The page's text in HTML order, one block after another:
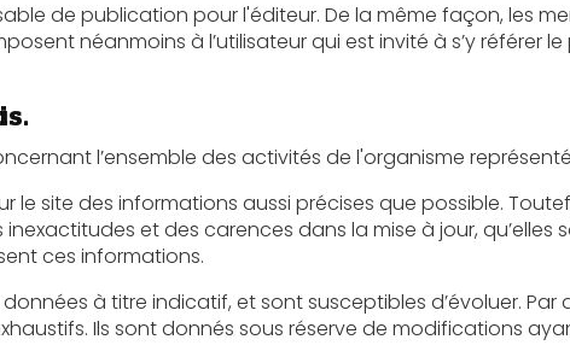
pour l'éditeur. De la même façon, les mentions légales
qui est invité à s’y référer le plus souvent
Le site a pour objet de fournir une information concernant l’ensemble des activités de l'organisme
aussi précises que possible. Toutefois, il ne
carences dans la mise à jour, qu’elles soient de son
ces informations.
indicatif, et sont susceptibles d’évoluer. Par ailleurs, les
sous réserve de modifications ayant été